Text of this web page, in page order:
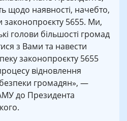
щодо наявності, начебто,
законопроєкту 5655. Ми,
голови більшості громад
з Вами та навести
законопроєкту 5655
відновлення
безпеки громадян», —
до Президента